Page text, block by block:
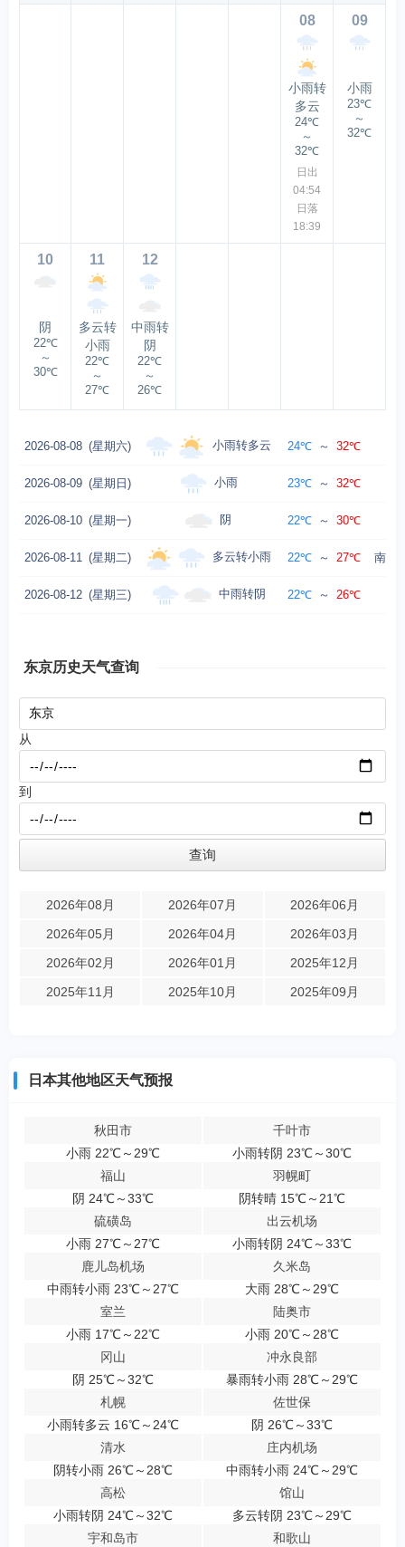
08
小雨转
多云
24℃
～
32℃
日出
04:54
日落
18:39
09
小雨
23℃
～
32℃
10
阴
22℃
～
30℃
11
多云转
小雨
22℃
～
27℃
12
中雨转
阴
22℃
～
26℃
2026-08-08 (星期六) 小雨转多云 24℃ ～ 32℃
2026-08-09 (星期日) 小雨 23℃ ～ 32℃
2026-08-10 (星期一) 阴 22℃ ～ 30℃
2026-08-11 (星期二) 多云转小雨 22℃ ～ 27℃ 南风
2026-08-12 (星期三) 中雨转阴 22℃ ～ 26℃
东京历史天气查询
从
到
2026年08月 2026年07月
2026年06月
2026年05月
2026年04月
2026年03月
2026年02月
2026年01月
2025年12月
2025年11月
2025年10月 2025年09月
日本其他地区天气预报
秋田市
小雨 22℃～29℃
千叶市
小雨转阴 23℃～30℃
福山
阴 24℃～33℃
羽幌町
阴转晴 15℃～21℃
硫磺岛
小雨 27℃～27℃
出云机场
小雨转阴 24℃～33℃
鹿儿岛机场
中雨转小雨 23℃～27℃
久米岛
大雨 28℃～29℃
室兰
小雨 17℃～22℃
陆奥市
小雨 20℃～28℃
冈山
阴 25℃～32℃
冲永良部
暴雨转小雨 28℃～29℃
札幌
小雨转多云 16℃～24℃
佐世保
阴 26℃～33℃
清水
阴转小雨 26℃～28℃
庄内机场
中雨转小雨 24℃～29℃
高松
小雨转阴 24℃～32℃
馆山
多云转阴 23℃～29℃
宇和岛市
和歌山